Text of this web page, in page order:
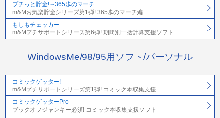
プチっと貯金!～365歩のマーチ
m&Mお気楽貯金シリーズ第1弾! 365歩のマーチ編
もしもチェッカー
m&Mプチサポートシリーズ第6弾! 期間別一括計算支援ソフト
WindowsMe/98/95用ソフト/パーソナル
コミックゲッター!
m&Mプチサポートシリーズ第1弾! コミック本収集支援
コミックゲッターPro
ブックオフジャンキー必須! コミック本収集支援ソフト